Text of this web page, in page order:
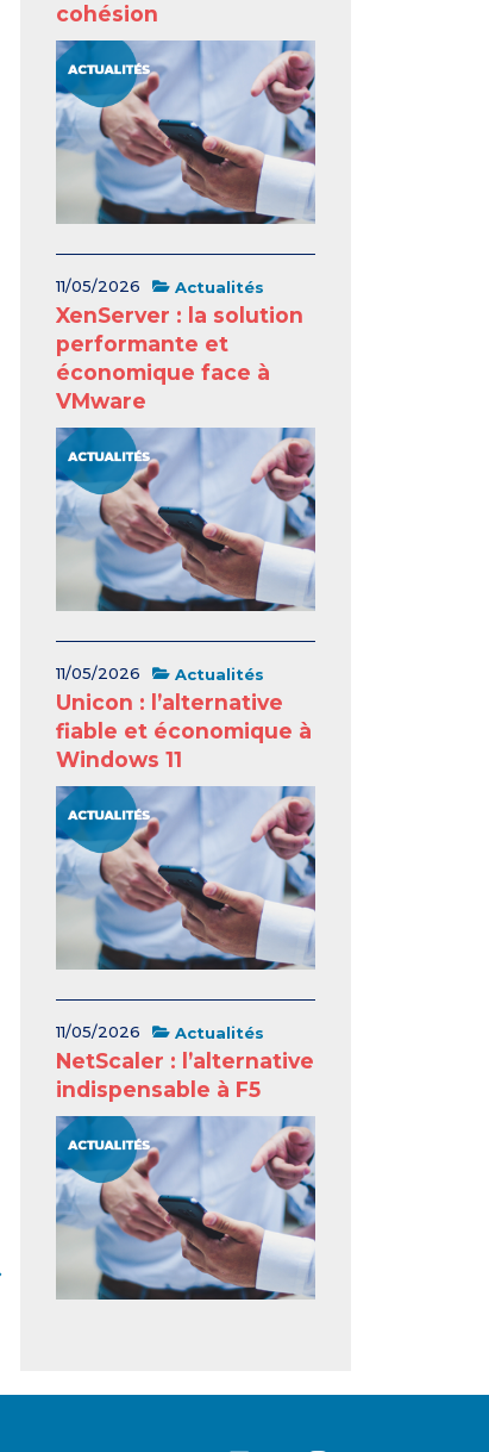
cohésion
11/05/2026 Actualités
XenServer : la solution
performante et
économique face à
VMware
11/05/2026 Actualités
Unicon : l’alternative
fiable et économique à
Windows 11
11/05/2026 Actualités
NetScaler : l’alternative
indispensable à F5